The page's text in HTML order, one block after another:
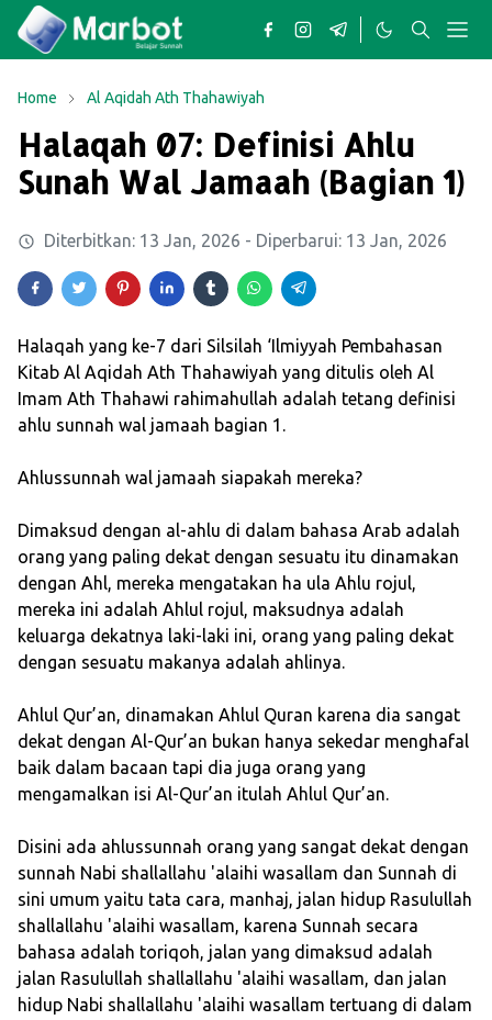
Home Al Aqidah Ath Thahawiyah
Halaqah 07: Definisi Ahlu
Sunah Wal Jamaah (Bagian 1)
Diterbitkan: 13 Jan, 2026 - Diperbarui: 13 Jan, 2026
Halaqah yang ke-7 dari Silsilah ‘Ilmiyyah Pembahasan
Kitab Al Aqidah Ath Thahawiyah yang ditulis oleh Al
Imam Ath Thahawi rahimahullah adalah tetang definisi
ahlu sunnah wal jamaah bagian 1.
Ahlussunnah wal jamaah siapakah mereka?
Dimaksud dengan al-ahlu di dalam bahasa Arab adalah
orang yang paling dekat dengan sesuatu itu dinamakan
dengan Ahl, mereka mengatakan ha ula Ahlu rojul,
mereka ini adalah Ahlul rojul, maksudnya adalah
keluarga dekatnya laki-laki ini, orang yang paling dekat
dengan sesuatu makanya adalah ahlinya.
Ahlul Qur’an, dinamakan Ahlul Quran karena dia sangat
dekat dengan Al-Qur’an bukan hanya sekedar menghafal
baik dalam bacaan tapi dia juga orang yang
mengamalkan isi Al-Qur’an itulah Ahlul Qur’an.
Disini ada ahlussunnah orang yang sangat dekat dengan
sunnah Nabi shallallahu 'alaihi wasallam dan Sunnah di
sini umum yaitu tata cara, manhaj, jalan hidup Rasulullah
shallallahu 'alaihi wasallam, karena Sunnah secara
bahasa adalah toriqoh, jalan yang dimaksud adalah
jalan Rasulullah shallallahu 'alaihi wasallam, dan jalan
hidup Nabi shallallahu 'alaihi wasallam tertuang di dalam